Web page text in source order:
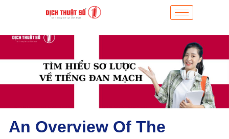
An Overview Of The